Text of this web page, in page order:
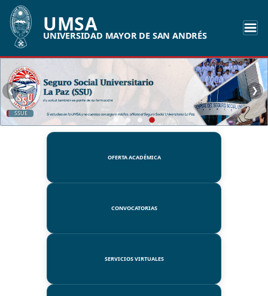
UMSA
UNIVERSIDAD MAYOR DE SAN ANDRÉS
SSUE
❮ ❯
OFERTA ACADÉMICA
CONVOCATORIAS
SERVICIOS VIRTUALES